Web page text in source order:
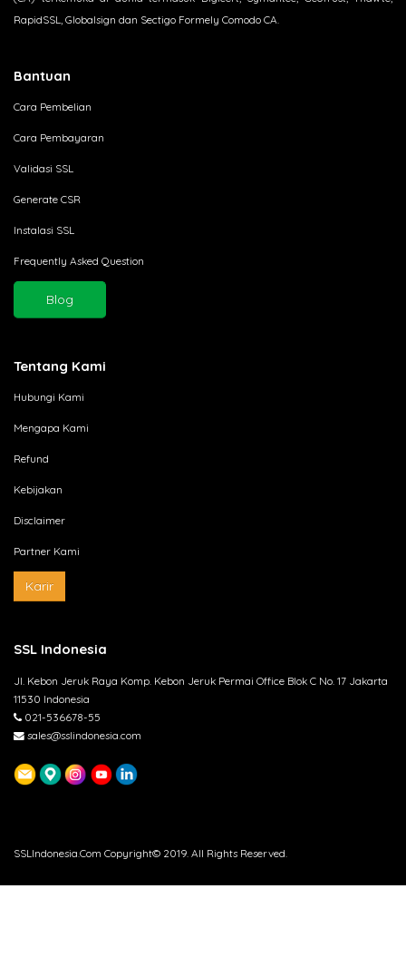
RapidSSL, Globalsign dan Sectigo Formely Comodo CA.
Bantuan
Cara Pembelian
Cara Pembayaran
Validasi SSL
Generate CSR
Instalasi SSL
Frequently Asked Question
Blog
Tentang Kami
Hubungi Kami
Mengapa Kami
Refund
Kebijakan
Disclaimer
Partner Kami
Karir
SSL Indonesia
Jl. Kebon Jeruk Raya Komp. Kebon Jeruk Permai Office Blok C No. 17 Jakarta
11530 Indonesia
021-536678-55
sales@sslindonesia.com
SSLIndonesia.Com Copyright© 2019. All Rights Reserved.